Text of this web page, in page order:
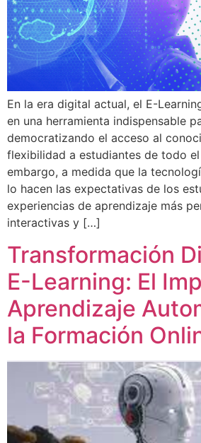
En la era digital actual, el E-
en una herramienta indispensable
democratizando el acceso al
flexibilidad a estudiantes de todo
embargo, a medida que la
lo hacen las expectativas de los
experiencias de aprendizaje más
interactivas y […]
Transformación
E-Learning: El
Aprendizaje
la Formación